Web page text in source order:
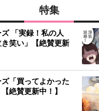
特集
「実録！私の人
笑い」【絶賛更新
「買ってよかった
絶賛更新中！】